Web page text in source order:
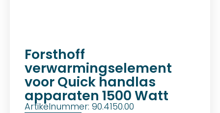
Forsthoff
verwarmingselement
voor Quick handlas
apparaten 1500 Watt
Artikelnummer: 90.4150.00